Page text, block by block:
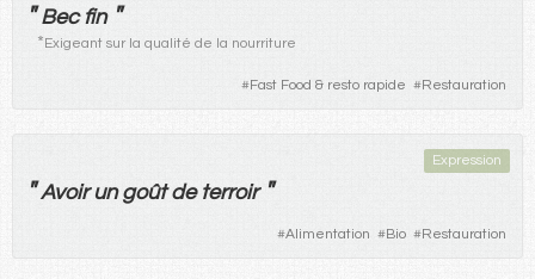
" Bec fin "
*Exigeant sur la qualité de la nourriture
#Fast Food & resto rapide #Restauration
Expression
"Avoirun goût de terroir "
#Alimentation #Bio #Restauration